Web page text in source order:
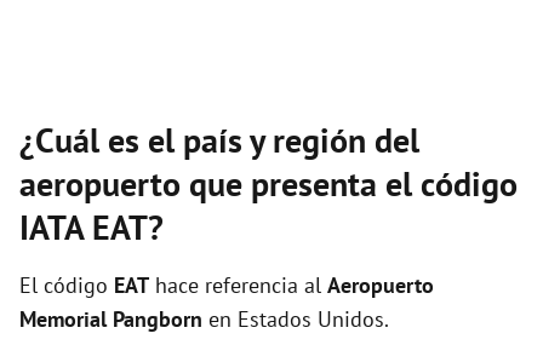
¿Cuál es el país y región del
aeropuerto que presenta el código
IATA EAT?
El código EAT hace referencia al Aeropuerto
Memorial Pangborn en Estados Unidos.